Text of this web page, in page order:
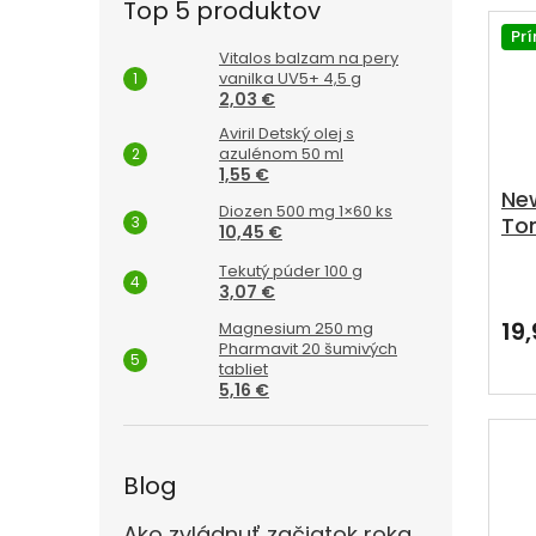
Top 5 produktov
Vitalos balzam na pery
vanilka UV5+ 4,5 g
2,03 €
Aviril Detský olej s
azulénom 50 ml
1,55 €
Diozen 500 mg 1×60 ks
10,45 €
Tekutý púder 100 g
3,07 €
Magnesium 250 mg
Pharmavit 20 šumivých
tabliet
5,16 €
Blog
je
z
5